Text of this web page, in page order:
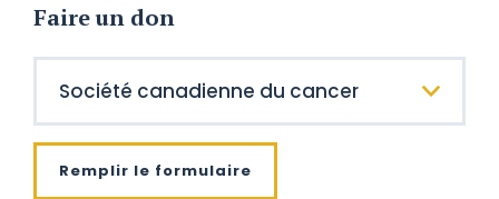
Faire un don
Remplir le formulaire